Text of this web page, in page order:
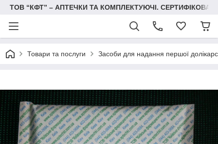
ТОВ “КФТ” – АПТЕЧКИ ТА КОМПЛЕКТУЮЧІ.
Товари та послуги Засоби для надання першої